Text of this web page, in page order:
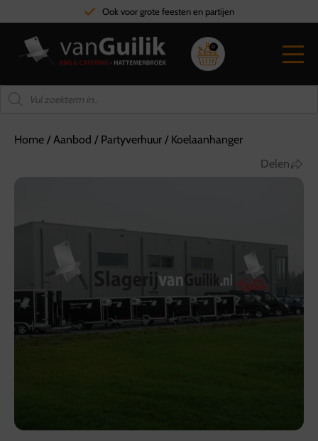
Ook voor grote feesten en partijen
0
Home /Aanbod / Partyverhuur / Koelaanhanger
Delen